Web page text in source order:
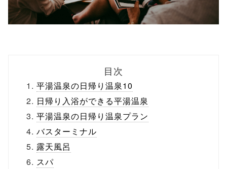
目次
平湯温泉の日帰り温泉10
日帰り入浴ができる平湯温泉
平湯温泉の日帰り温泉プラン
バスターミナル
露天風呂
スパ